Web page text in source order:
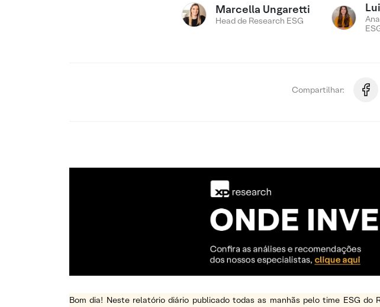
Marcella Ungaretti
Head de Research ESG
Compartilhar:
Bom dia! Neste relatório diário publicado todas as manhãs pelo time ESG do